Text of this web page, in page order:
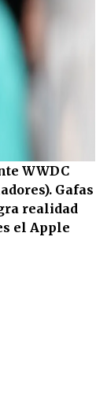
WWDC
Gafas
realidad
el Apple